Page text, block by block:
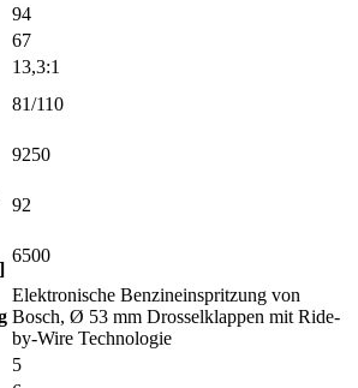
94
67
13,3:1
81/110
9250
92
]
6500
Elektronische Benzineinspritzung von
Bosch, Ø 53 mm Drosselklappen mit Ride-
by-Wire Technologie
5